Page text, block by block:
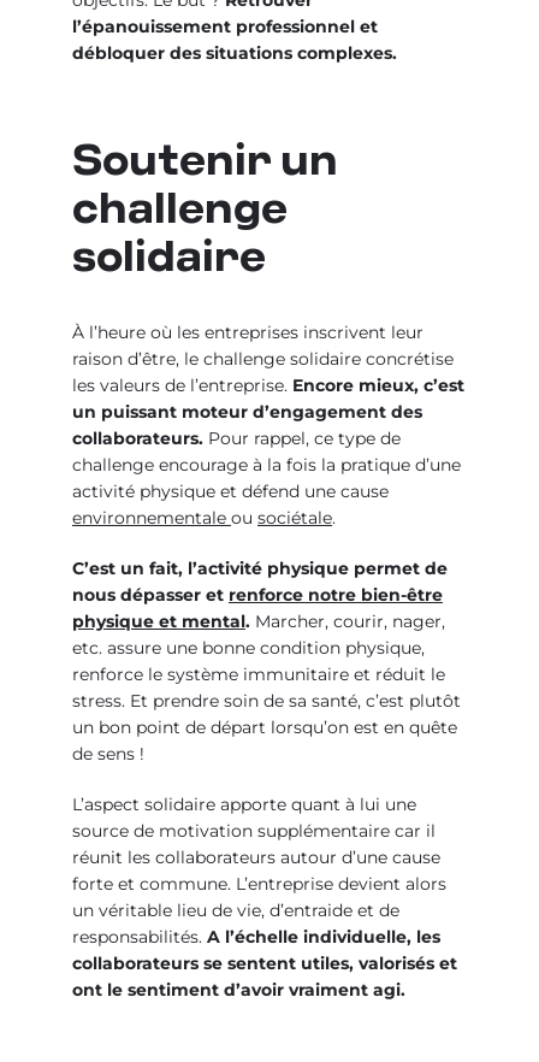
l’épanouissement professionnel et
débloquer des situations complexes.
Soutenir un
challenge
solidaire
À l’heure où les entreprises inscrivent leur
raison d’être, le challenge solidaire concrétise
les valeurs de l’entreprise. Encore mieux, c’est
un puissant moteur d’engagement des
collaborateurs. Pour rappel, ce type de
challenge encourage à la fois la pratique d’une
activité physique et défend une cause
environnementale ou sociétale.
C’est un fait, l’activité physique permet de
nous dépasser et renforce notre bien-être
physique et mental. Marcher, courir, nager,
etc. assure une bonne condition physique,
renforce le système immunitaire et réduit le
stress. Et prendre soin de sa santé, c’est plutôt
un bon point de départ lorsqu’on est en quête
de sens !
L’aspect solidaire apporte quant à lui une
source de motivation supplémentaire car il
réunit les collaborateurs autour d’une cause
forte et commune. L’entreprise devient alors
un véritable lieu de vie, d’entraide et de
responsabilités. A l’échelle individuelle, les
collaborateurs se sentent utiles, valorisés et
ont le sentiment d’avoir vraiment agi.